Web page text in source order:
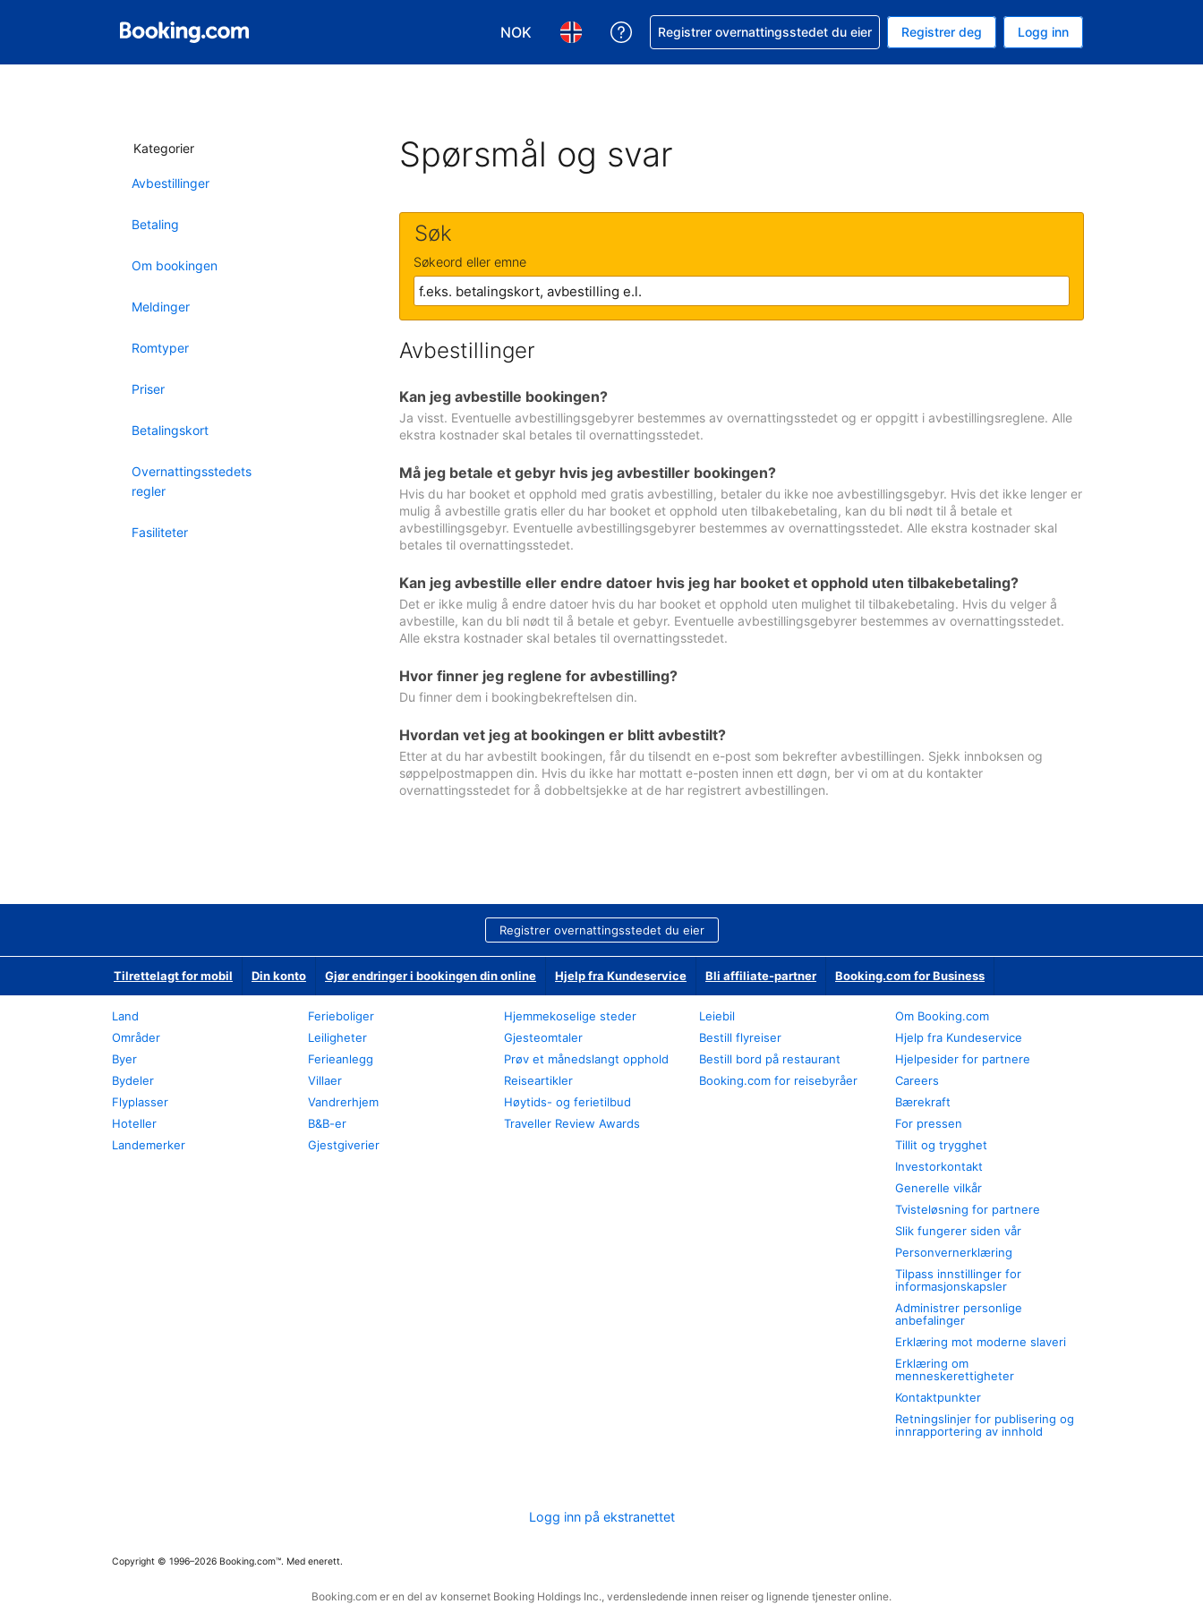
NOK
Velg valuta. Du har valgt Norsk krone som valuta
Velg språk. Du har valgt Norsk som språk
Få hjelp med bookingen din
Registrer overnattingsstedet du eier Registrer deg Logg inn
Kategorier
Avbestillinger
Betaling
Om bookingen
Meldinger
Romtyper
Priser
Betalingskort
Overnattingsstedets
regler
Fasiliteter
Spørsmål og svar
Søk
Søkeord eller emne
Avbestillinger
Kan jeg avbestille bookingen?
Ja visst. Eventuelle avbestillingsgebyrer bestemmes av overnattingsstedet og er oppgitt i avbestillingsreglene. Alle
ekstra kostnader skal betales til overnattingsstedet.
Må jeg betale et gebyr hvis jeg avbestiller bookingen?
Hvis du har booket et opphold med gratis avbestilling, betaler du ikke noe avbestillingsgebyr. Hvis det ikke lenger er
mulig å avbestille gratis eller du har booket et opphold uten tilbakebetaling, kan du bli nødt til å betale et
avbestillingsgebyr. Eventuelle avbestillingsgebyrer bestemmes av overnattingsstedet. Alle ekstra kostnader skal
betales til overnattingsstedet.
Kan jeg avbestille eller endre datoer hvis jeg har booket et opphold uten tilbakebetaling?
Det er ikke mulig å endre datoer hvis du har booket et opphold uten mulighet til tilbakebetaling. Hvis du velger å
avbestille, kan du bli nødt til å betale et gebyr. Eventuelle avbestillingsgebyrer bestemmes av overnattingsstedet.
Alle ekstra kostnader skal betales til overnattingsstedet.
Hvor finner jeg reglene for avbestilling?
Du finner dem i bookingbekreftelsen din.
Hvordan vet jeg at bookingen er blitt avbestilt?
Etter at du har avbestilt bookingen, får du tilsendt en e-post som bekrefter avbestillingen. Sjekk innboksen og
søppelpostmappen din. Hvis du ikke har mottatt e-posten innen ett døgn, ber vi om at du kontakter
overnattingsstedet for å dobbeltsjekke at de har registrert avbestillingen.
Registrer overnattingsstedet du eier
Tilrettelagt for mobil Din konto Gjør endringer i bookingen din online Hjelp fra Kundeservice Bli affiliate-partner Booking.com for Business
Land
Områder
Byer
Bydeler
Flyplasser
Hoteller
Landemerker
Ferieboliger
Leiligheter
Ferieanlegg
Villaer
Vandrerhjem
B&B-er
Gjestgiverier
Hjemmekoselige steder
Gjesteomtaler
Prøv et månedslangt opphold
Reiseartikler
Høytids- og ferietilbud
Traveller Review Awards
Leiebil
Bestill flyreiser
Bestill bord på restaurant
Booking.com for reisebyråer
Om Booking.com
Hjelp fra Kundeservice
Hjelpesider for partnere
Careers
Bærekraft
For pressen
Tillit og trygghet
Investorkontakt
Generelle vilkår
Tvisteløsning for partnere
Slik fungerer siden vår
Personvernerklæring
Tilpass innstillinger for
informasjonskapsler
Administrer personlige
anbefalinger
Erklæring mot moderne slaveri
Erklæring om
menneskerettigheter
Kontaktpunkter
Retningslinjer for publisering og
innrapportering av innhold
Logg inn på ekstranettet
Copyright © 1996–2026 Booking.com™. Med enerett.
Booking.com er en del av konsernet Booking Holdings Inc., verdensledende innen reiser og lignende tjenester online.